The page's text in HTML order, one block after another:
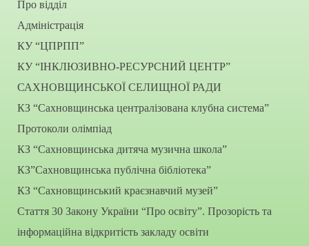
Про відділ
Адміністрація
КУ “ЦПРПП”
КУ “ІНКЛЮЗИВНО-РЕСУРСНИЙ ЦЕНТР”
САХНОВЩИНСЬКОЇ СЕЛИЩНОЇ РАДИ
КЗ “Сахновщинська централізована клубна система”
Протоколи олімпіад
КЗ “Сахновщинська дитяча музична школа”
КЗ”Сахновщинська публічна бібліотека”
КЗ “Сахновщинський краєзнавчий музей”
Стаття 30 Закону України “Про освіту”. Прозорість та
інформаційна відкритість закладу освіти